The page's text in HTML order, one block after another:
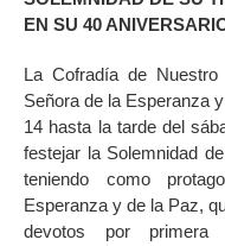
EN SU 40
La Cofradía de
Señora de la Esperanza
14 hasta la tarde del
festejar la Solemnidad
teniendo como
Esperanza y de la Paz,
devotos por